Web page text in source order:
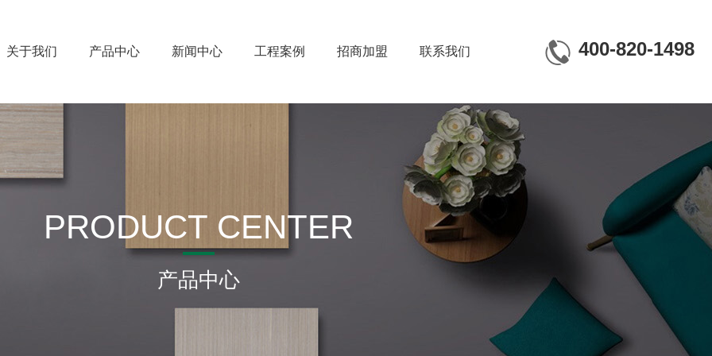
关于我们 产品中心 新闻中心 工程案例 招商加盟 联系我们 400-820-1498
PRODUCT CENTER
产品中心